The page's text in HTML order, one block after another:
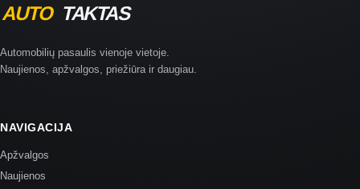
Automobilių pasaulis vienoje vietoje.
Naujienos, apžvalgos, priežiūra ir daugiau.
NAVIGACIJA
Apžvalgos
Naujienos